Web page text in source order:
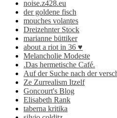
noise.z428.eu
der goldene fisch
mouches volantes
Dreizehnter Stock
marianne büttiker
about a riot in 36 ♥
Melancholie Modeste
.Das hermetische Café.
Auf der Suche nach der
Ze Zurrealism Itzelf
Goncourt's Blog
Elisabeth Rank
taberna kritika